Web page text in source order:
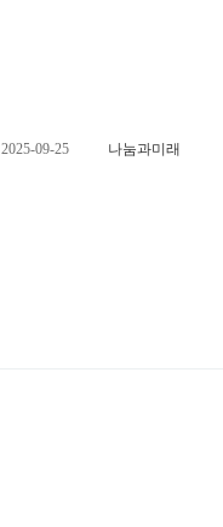
2025-09-25 나눔과미래